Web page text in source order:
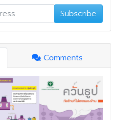
Subscribe
Comments